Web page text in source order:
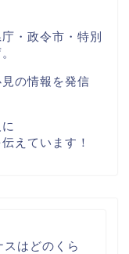
・政令市・特別
の情報を発信
えています！
はどのくら